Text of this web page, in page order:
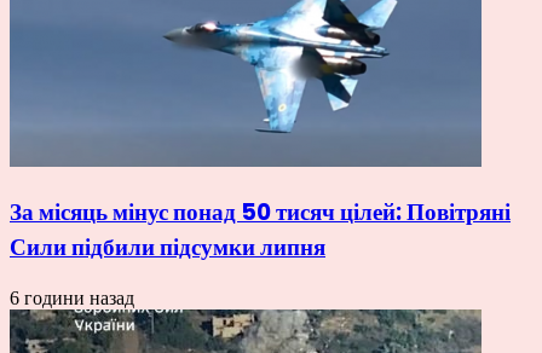
За місяць мінус понад 50 тисяч цілей: Повітряні
Сили підбили підсумки липня
6 години назад